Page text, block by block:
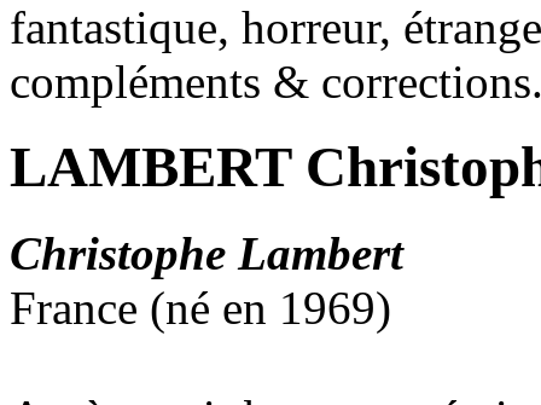
fantastique, horreur,
compléments &
LAMBERT
Christophe Lambert
France (né en 1969)